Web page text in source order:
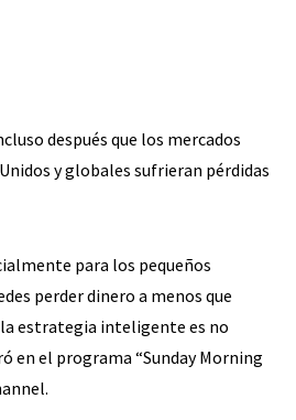
después que los mercados
y globales sufrieran pérdidas
para los pequeños
perder dinero a menos que
la estrategia inteligente es no
en el programa “Sunday Morning